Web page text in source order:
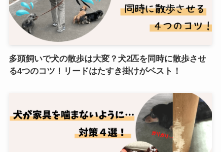
多頭飼いで犬の散歩は大変？犬2匹を同時に散歩させ
る4つのコツ！リードはたすき掛けがベスト！